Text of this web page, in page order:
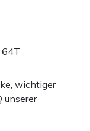
64T
wichtiger
unserer